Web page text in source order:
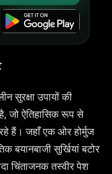
सुरक्षा उपायों की
जो ऐतिहासिक रूप से
हैं। जहाँ एक ओर होर्मुज
सुर्खियां बटोर
चिंताजनक तस्वीर पेश